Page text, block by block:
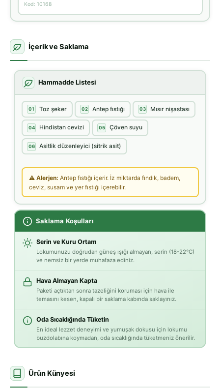
Kod: 10168
İçerik ve Saklama
Hammadde Listesi
01 Toz şeker 02 Antep fıstığı 03 Mısır nişastası
04 Hindistan cevizi 05 Çöven suyu
06 Asitlik düzenleyici (sitrik asit)
⚠ Alerjen: Antep fıstığı içerir. İz miktarda fındık, badem,
ceviz, susam ve yer fıstığı içerebilir.
Saklama Koşulları
Serin ve Kuru Ortam
Lokumunuzu doğrudan güneş ışığı almayan, serin (18-22°C)
ve nemsiz bir yerde muhafaza ediniz.
Hava Almayan Kapta
Paketi açtıktan sonra tazeliğini koruması için hava ile
temasını kesen, kapalı bir saklama kabında saklayınız.
Oda Sıcaklığında Tüketin
En ideal lezzet deneyimi ve yumuşak dokusu için lokumu
buzdolabına koymadan, oda sıcaklığında tüketmeniz önerilir.
Ürün Künyesi